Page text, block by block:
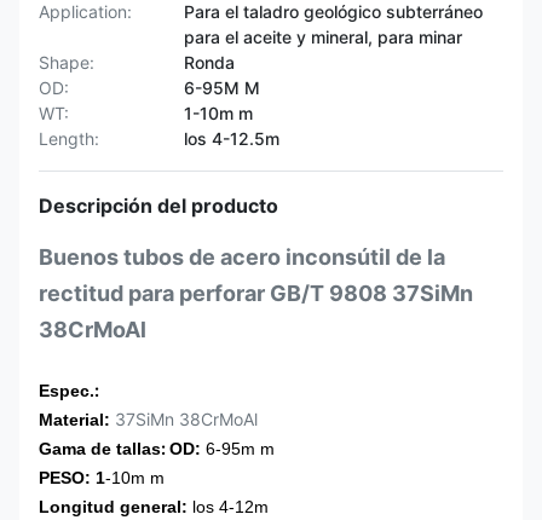
Application:
Para el taladro geológico subterráneo
para el aceite y mineral, para minar
Shape:
Ronda
OD:
6-95M M
WT:
1-10m m
Length:
los 4-12.5m
Descripción del producto
Buenos tubos de acero inconsútil de la
rectitud para perforar GB/T 9808 37SiMn
38CrMoAl
Espec.:
Material: 37SiMn 38CrMoAl
Gama de tallas:OD: 6-95m m
PESO: 1-10m m
Longitud general: los 4-12m